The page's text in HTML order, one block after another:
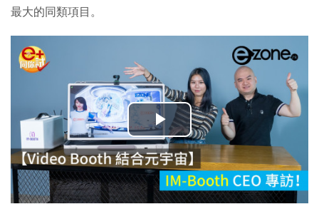
最大的同類項目。
播
放
影